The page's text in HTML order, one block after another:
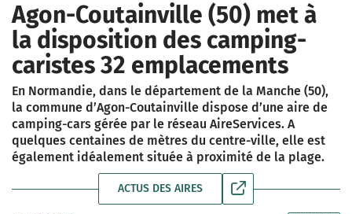
Agon-Coutainville (50) met à
la disposition des camping-
caristes 32 emplacements
En Normandie, dans le département de la Manche (50),
la commune d’Agon-Coutainville dispose d’une aire de
camping-cars gérée par le réseau AireServices. A
quelques centaines de mètres du centre-ville, elle est
également idéalement située à proximité de la plage.
ACTUS DES AIRES